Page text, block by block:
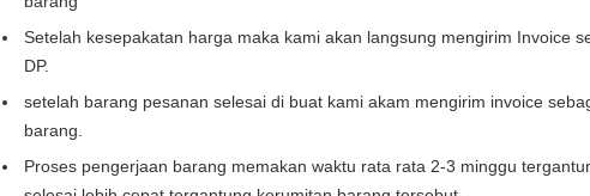
Setelah kesepakatan harga maka kami akan langsung mengirim Invoice
DP.
setelah barang pesanan selesai di buat kami akam mengirim invoice
barang.
Proses pengerjaan barang memakan waktu rata rata 2-3 minggu